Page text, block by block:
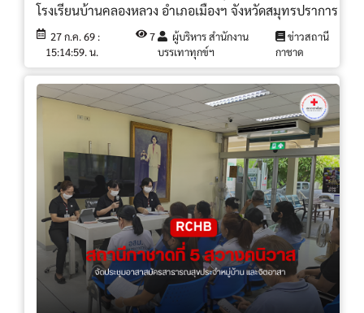
โรงเรียนบ้านคลองหลวง อำเภอเมืองฯ จังหวัดสมุทรปราการ
27 ก.ค. 69 :
15:14:59. น.
7
ผู้บริหาร สำนักงาน
บรรเทาทุกข์ฯ
ข่าวสถานี
กาชาด